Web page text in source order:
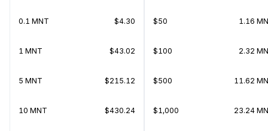
0.1 MNT $4.30
1 MNT $43.02
5 MNT $215.12
10 MNT $430.24
$50 1.16
$100 2.32
$500 11.62
$1,000 23.24